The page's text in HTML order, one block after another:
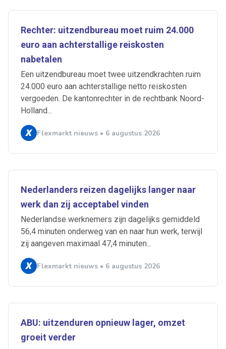
Rechter: uitzendbureau moet ruim 24.000
euro aan achterstallige reiskosten
nabetalen
Een uitzendbureau moet twee uitzendkrachten ruim
24.000 euro aan achterstallige netto reiskosten
vergoeden. De kantonrechter in de rechtbank Noord-
Holland...
Flexmarkt nieuws • 6 augustus 2026
Nederlanders reizen dagelijks langer naar
werk dan zij acceptabel vinden
Nederlandse werknemers zijn dagelijks gemiddeld
56,4 minuten onderweg van en naar hun werk, terwijl
zij aangeven maximaal 47,4 minuten...
Flexmarkt nieuws • 6 augustus 2026
ABU: uitzenduren opnieuw lager, omzet
groeit verder